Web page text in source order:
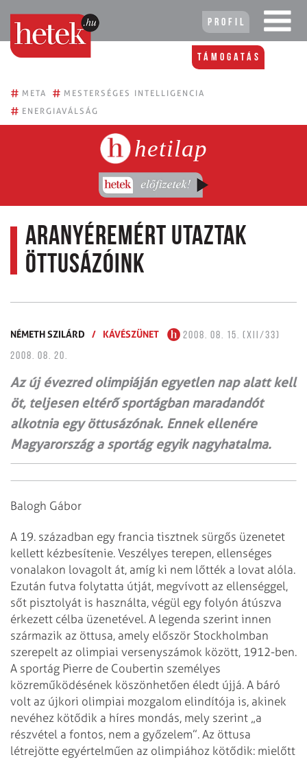
Profil
Támogatás
# META # MESTERSÉGES INTELLIGENCIA
# ENERGIAVÁLSÁG
hetilap
Aranyéremért utaztak
öttusázóink
NÉMETH SZILÁRD / KÁVÉSZÜNET
2008. 08. 15. (XII/33)
2008. 08. 20.
Az új évezred olimpiáján egyetlen nap alatt kell
öt, teljesen eltérő sportágban maradandót
alkotnia egy öttusázónak. Ennek ellenére
Magyarország a sportág egyik nagyhatalma.
Balogh Gábor
A 19. században egy francia tisztnek sürgős üzenetet
kellett kézbesítenie. Veszélyes terepen, ellenséges
vonalakon lovagolt át, amíg ki nem lőtték a lovat alóla.
Ezután futva folytatta útját, megvívott az ellenséggel,
sőt pisztolyát is használta, végül egy folyón átúszva
érkezett célba üzenetével. A legenda szerint innen
származik az öttusa, amely először Stockholmban
szerepelt az olimpiai versenyszámok között, 1912-ben.
A sportág Pierre de Coubertin személyes
közreműködésének köszönhetően éledt újjá. A báró
volt az újkori olimpiai mozgalom elindítója is, akinek
nevéhez kötődik a híres mondás, mely szerint „a
részvétel a fontos, nem a győzelem”. Az öttusa
létrejötte egyértelműen az olimpiához kötődik: mielőtt